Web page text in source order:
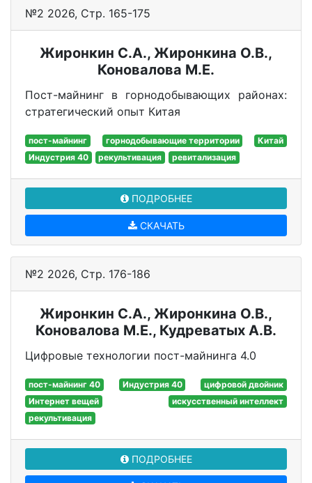
№2 2026, Стр. 165-175
Жиронкин С.А., Жиронкина О.В.,
Коновалова М.Е.
Пост-майнинг в горнодобывающих районах:
стратегический опыт Китая
пост-майнинг горнодобывающие территории
Китай
Индустрия 40
рекультивация ревитализация
ПОДРОБНЕЕ
СКАЧАТЬ
№2 2026, Стр. 176-186
Жиронкин С.А., Жиронкина О.В.,
Коновалова М.Е., Кудреватых А.В.
Цифровые технологии пост-майнинга 4.0
пост-майнинг 40 Индустрия 40
цифровой двойник
Интернет вещей
искусственный интеллект
рекультивация
ПОДРОБНЕЕ